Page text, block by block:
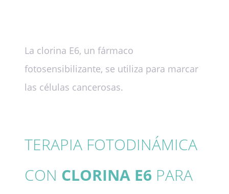
La clorina E6, un fármaco
fotosensibilizante, se utiliza para marcar
las células cancerosas.
TERAPIA FOTODINÁMICA
CON CLORINA E6 PARA